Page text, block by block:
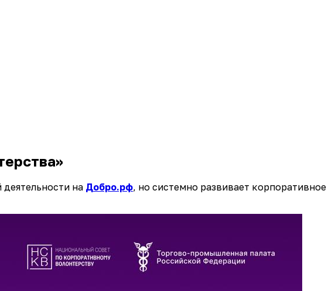
на Добро.рф, но системно развивает корпоративное